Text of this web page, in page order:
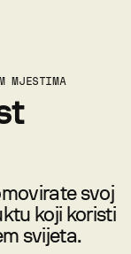
MJESTIMA
svoj
koji koristi
svijeta.